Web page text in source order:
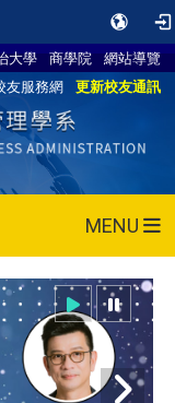
大學 商學院
網站導覽
友服務網
更新校友通訊
MENU